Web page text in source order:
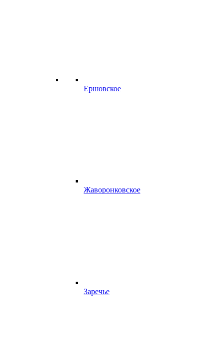
Ершовское
Жаворонковское
Заречье